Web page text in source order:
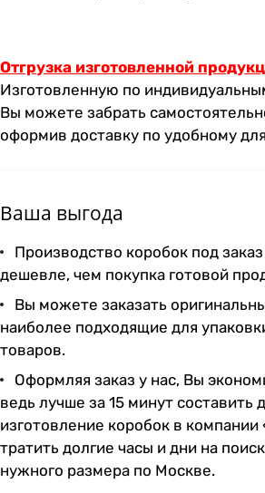
Отгрузка изготовленной
Изготовленную по
Вы можете забрать
оформив доставку по удобному
Ваша выгода
Производство коробок под
дешевле, чем покупка готовой
Вы можете заказать
наиболее подходящие для
товаров.
Оформляя заказ у нас, Вы
ведь лучше за 15 минут составить
изготовление коробок в компании
тратить долгие часы и дни на
нужного размера по Москве.